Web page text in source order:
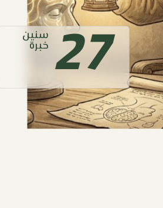
27 سنين
خبرة